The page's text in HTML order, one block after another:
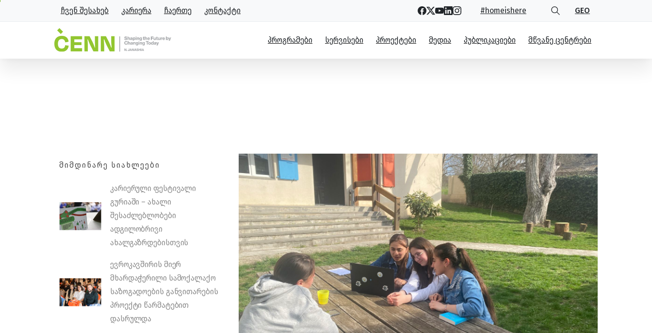
ჩვენ შესახებ კარიერა ჩაერთე კონტაქტი #homeishere GEO
ᲞᲠᲝᲒᲠᲐᲛᲔᲑᲘ ᲡᲔᲠᲕᲘᲡᲔᲑᲘ ᲞᲠᲝᲔᲥᲢᲔᲑᲘ ᲛᲔᲓᲘᲐ ᲞᲣᲑᲚᲘᲙᲐᲪᲘᲔᲑᲘ ᲛᲬᲕᲐᲜᲔ ᲪᲔᲜᲢᲠᲔᲑᲘ
ᲛᲘᲛᲓᲘᲜᲐᲠᲔ ᲡᲘᲐᲮᲚᲔᲔᲑᲘ
კარიერული ფესტივალი
გურიაში – ახალი
შესაძლებლობები
ადგილობრივი
ახალგაზრდებისთვის
ევროკავშირის მიერ
მხარდაჭერილი სამოქალაქო
საზოგადოების განვითარების
პროექტი წარმატებით
დასრულდა